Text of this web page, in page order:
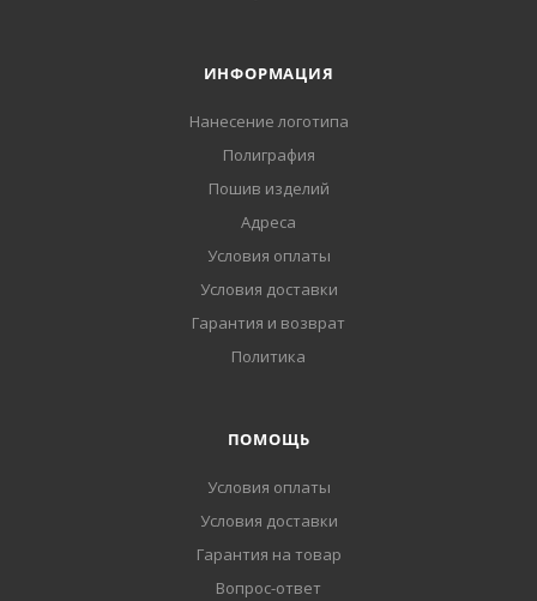
ИНФОРМАЦИЯ
Нанесение логотипа
Полиграфия
Пошив изделий
Адреса
Условия оплаты
Условия доставки
Гарантия и возврат
Политика
ПОМОЩЬ
Условия оплаты
Условия доставки
Гарантия на товар
Вопрос-ответ